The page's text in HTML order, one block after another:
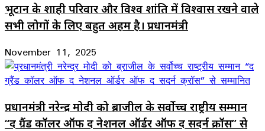
भूटान के शाही परिवार और विश्व शांति में विश्वास रखने वाले
सभी लोगों के लिए बहुत अहम है। प्रधानमंत्री
November 11, 2025
प्रधानमंत्री नरेन्द्र मोदी को ब्राजील के सर्वोच्च राष्ट्रीय सम्मान
“द ग्रैंड कॉलर ऑफ द नेशनल ऑर्डर ऑफ द सदर्न क्रॉस” से